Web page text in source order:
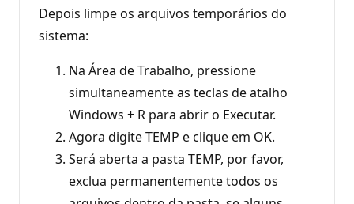
Depois limpe os arquivos temporários do
sistema:
Na Área de Trabalho, pressione
simultaneamente as teclas de atalho
Windows + R para abrir o Executar.
Agora digite TEMP e clique em OK.
Será aberta a pasta TEMP, por favor,
exclua permanentemente todos os